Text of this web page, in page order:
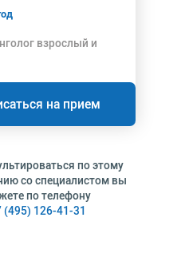
взрослый и
на прием
по этому
со специалистом вы
по телефону
(495) 126-41-31